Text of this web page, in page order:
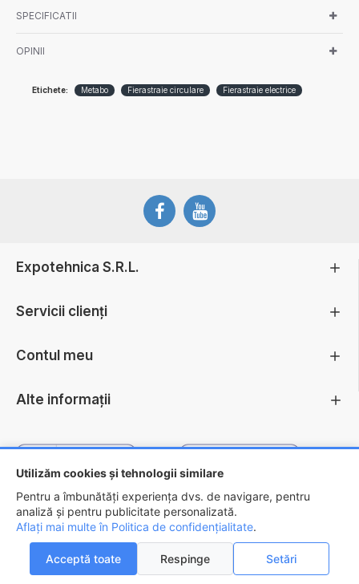
Utilizăm cookies și tehnologii similare
Pentru a îmbunătăți experiența dvs. de navigare, pentru
analiză și pentru publicitate personalizată.
Aflați mai multe în Politica de confidențialitate.
Acceptă toate Respinge Setări
ADAUGĂ ÎN COŞ AI INTREBARI?
SPECIFICATII
OPINII
Etichete: Metabo Fierastraie circulare Fierastraie electrice
Expotehnica S.R.L.
Servicii clienți
Contul meu
Alte informații
Copyright © 2026 - EXPOTEHNICA S.R.L.